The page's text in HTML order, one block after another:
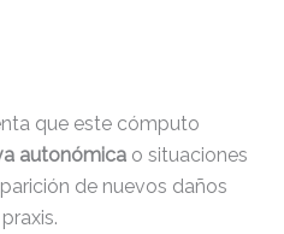
que este cómputo
autonómicao situaciones
de nuevos daños